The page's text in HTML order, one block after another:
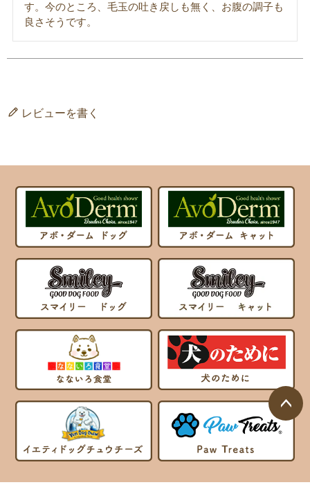
す。今のところ、毛玉の吐き戻しも無く、お腹の調子も
良さそうです。
レビューを書く
ページ
へ